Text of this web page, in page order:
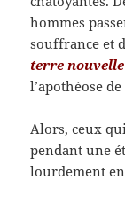
hommes
souffrance et
terre nouvelle
l’apothéose
Alors, ceux
pendant une
lourdement